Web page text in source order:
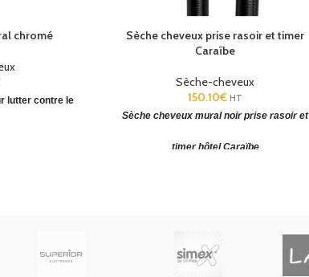
chromé
lutter contre le
Sèche cheveux prise rasoir et timer
Caraïbe
Sèche-cheveux
150.10€ HT
Sèche cheveux mural noir prise rasoir et
timer hôtel Caraïbe